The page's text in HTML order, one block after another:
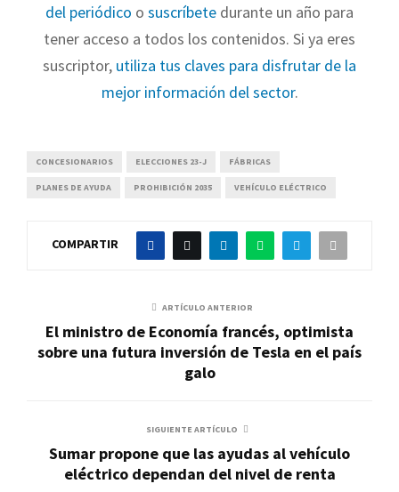
del periódico o suscríbete durante un año para
tener acceso a todos los contenidos. Si ya eres
suscriptor, utiliza tus claves para disfrutar de la
mejor información del sector.
CONCESIONARIOS ELECCIONES 23-J FÁBRICAS
PLANES DE AYUDA PROHIBICIÓN 2035 VEHÍCULO ELÉCTRICO
COMPARTIR
ARTÍCULO ANTERIOR
El ministro de Economía francés, optimista
sobre una futura inversión de Tesla en el país
galo
SIGUIENTE ARTÍCULO
Sumar propone que las ayudas al vehículo
eléctrico dependan del nivel de renta